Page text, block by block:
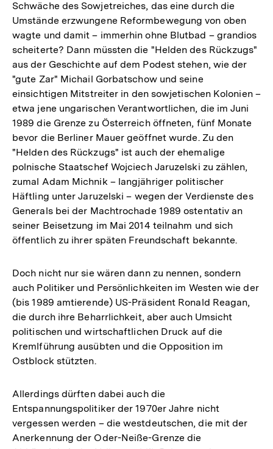
Schwäche des Sowjetreiches, das eine durch die
Umstände erzwungene Reformbewegung von oben
wagte und damit – immerhin ohne Blutbad – grandios
scheiterte? Dann müssten die "Helden des Rückzugs"
aus der Geschichte auf dem Podest stehen, wie der
"gute Zar" Michail Gorbatschow und seine
einsichtigen Mitstreiter in den sowjetischen Kolonien –
etwa jene ungarischen Verantwortlichen, die im Juni
1989 die Grenze zu Österreich öffneten, fünf Monate
bevor die Berliner Mauer geöffnet wurde. Zu den
"Helden des Rückzugs" ist auch der ehemalige
polnische Staatschef Wojciech Jaruzelski zu zählen,
zumal Adam Michnik – langjähriger politischer
Häftling unter Jaruzelski – wegen der Verdienste des
Generals bei der Machtrochade 1989 ostentativ an
seiner Beisetzung im Mai 2014 teilnahm und sich
öffentlich zu ihrer späten Freundschaft bekannte.
Doch nicht nur sie wären dann zu nennen, sondern
auch Politiker und Persönlichkeiten im Westen wie der
(bis 1989 amtierende) US-Präsident Ronald Reagan,
die durch ihre Beharrlichkeit, aber auch Umsicht
politischen und wirtschaftlichen Druck auf die
Kremlführung ausübten und die Opposition im
Ostblock stützten.
Allerdings dürften dabei auch die
Entspannungspolitiker der 1970er Jahre nicht
vergessen werden – die westdeutschen, die mit der
Anerkennung der Oder-Neiße-Grenze die